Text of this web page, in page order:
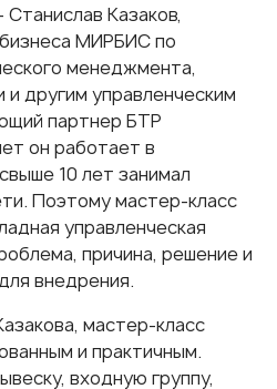
Станислав Казаков,
МИРБИС по
менеджмента,
другим управленческим
партнер БТР
он работает в
10 лет занимал
Поэтому мастер-класс
управленческая
причина, решение и
внедрения.
мастер-класс
и практичным.
входную группу,